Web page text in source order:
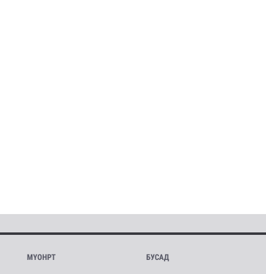
МҮОНРТ БУСАД